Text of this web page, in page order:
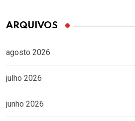
ARQUIVOS
agosto 2026
julho 2026
junho 2026